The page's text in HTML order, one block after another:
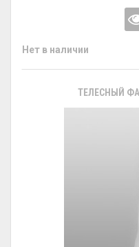
Нет в наличии
ТЕЛЕСНЫЙ